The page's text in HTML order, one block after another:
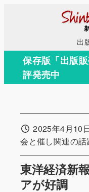
コ
テ
出
保存版「出版
評発売中
東洋経済新
アが好調
投稿日2025年4月10
カテゴリー
会と催し関連の話